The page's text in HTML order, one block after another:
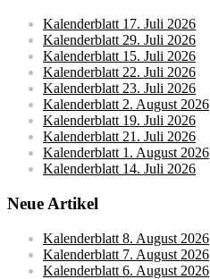
Kalenderblatt 17. Juli 2026
Kalenderblatt 29. Juli 2026
Kalenderblatt 15. Juli 2026
Kalenderblatt 22. Juli 2026
Kalenderblatt 23. Juli 2026
Kalenderblatt 2. August 2026
Kalenderblatt 19. Juli 2026
Kalenderblatt 21. Juli 2026
Kalenderblatt 1. August 2026
Kalenderblatt 14. Juli 2026
Neue Artikel
Kalenderblatt 8. August 2026
Kalenderblatt 7. August 2026
Kalenderblatt 6. August 2026